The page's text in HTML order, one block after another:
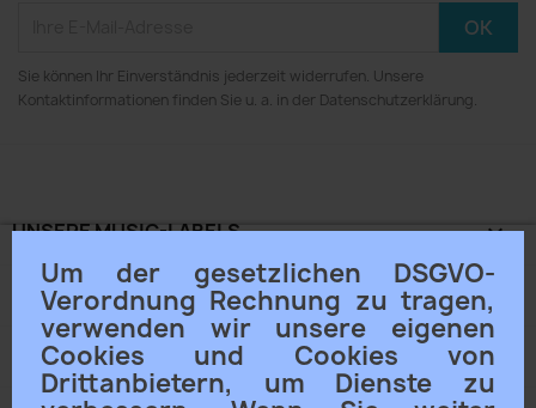
Um der gesetzlichen DSGVO-
Verordnung Rechnung zu tragen,
verwenden wir unsere eigenen
Cookies und Cookies von
Drittanbietern, um Dienste zu
Sie können Ihr Einverständnis jederzeit widerrufen. Unsere
Kontaktinformationen finden Sie u. a. in der Datenschutzerklärung.
UNSERE MUSIC-LABELS 
ACAMA® KLANGSCHALEN 
UNTERNEHMEN 